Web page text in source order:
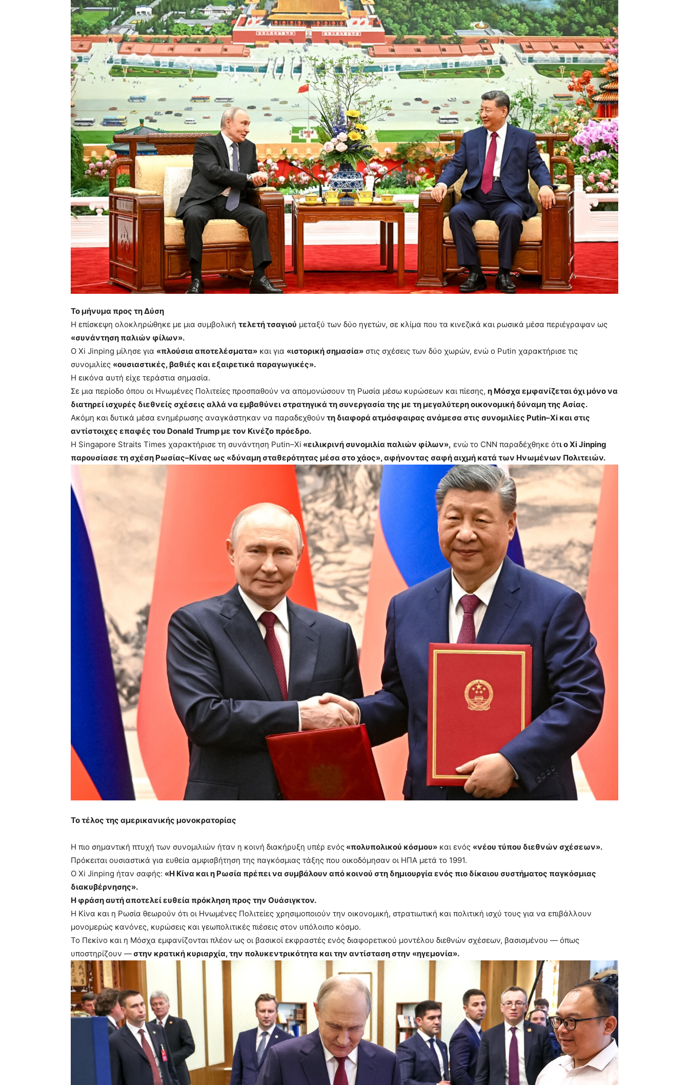
Το μήνυμα προς τη Δύση
Η επίσκεψη ολοκληρώθηκε με μια συμβολική τελετή τσαγιού μεταξύ των δύο ηγετών, σε κλίμα που τα κινεζικά και ρωσικά μέσα περιέγραψαν ως
«συνάντηση παλιών φίλων».
Ο Xi Jinping μίλησε για «πλούσια αποτελέσματα» και για «ιστορική σημασία» στις σχέσεις των δύο χωρών, ενώ ο Putin χαρακτήρισε τις
συνομιλίες «ουσιαστικές, βαθιές και εξαιρετικά παραγωγικές».
Η εικόνα αυτή είχε τεράστια σημασία.
Σε μια περίοδο όπου οι Ηνωμένες Πολιτείες προσπαθούν να απομονώσουν τη Ρωσία μέσω κυρώσεων και πίεσης, η Μόσχα εμφανίζεται όχι μόνο να
διατηρεί ισχυρές διεθνείς σχέσεις αλλά να εμβαθύνει στρατηγικά τη συνεργασία της με τη μεγαλύτερη οικονομική δύναμη της Ασίας.
Ακόμη και δυτικά μέσα ενημέρωσης αναγκάστηκαν να παραδεχθούν τη διαφορά ατμόσφαιρας ανάμεσα στις συνομιλίες Putin–Xi και στις
αντίστοιχες επαφές του Donald Trump με τον Κινέζο πρόεδρο.
Η Singapore Straits Times χαρακτήρισε τη συνάντηση Putin–Xi «ειλικρινή συνομιλία παλιών φίλων», ενώ το CNN παραδέχθηκε ότι ο Xi Jinping
παρουσίασε τη σχέση Ρωσίας–Κίνας ως «δύναμη σταθερότητας μέσα στο χάος», αφήνοντας σαφή αιχμή κατά των Ηνωμένων Πολιτειών.
Το τέλος της αμερικανικής μονοκρατορίας
Η πιο σημαντική πτυχή των συνομιλιών ήταν η κοινή διακήρυξη υπέρ ενός «πολυπολικού κόσμου» και ενός «νέου τύπου διεθνών σχέσεων».
Πρόκειται ουσιαστικά για ευθεία αμφισβήτηση της παγκόσμιας τάξης που οικοδόμησαν οι ΗΠΑ μετά το 1991.
Ο Xi Jinping ήταν σαφής: «Η Κίνα και η Ρωσία πρέπει να συμβάλουν από κοινού στη δημιουργία ενός πιο δίκαιου συστήματος παγκόσμιας
διακυβέρνησης».
Η φράση αυτή αποτελεί ευθεία πρόκληση προς την Ουάσιγκτον.
Η Κίνα και η Ρωσία θεωρούν ότι οι Ηνωμένες Πολιτείες χρησιμοποιούν την οικονομική, στρατιωτική και πολιτική ισχύ τους για να επιβάλλουν
μονομερώς κανόνες, κυρώσεις και γεωπολιτικές πιέσεις στον υπόλοιπο κόσμο.
Το Πεκίνο και η Μόσχα εμφανίζονται πλέον ως οι βασικοί εκφραστές ενός διαφορετικού μοντέλου διεθνών σχέσεων, βασισμένου — όπως
υποστηρίζουν — στην κρατική κυριαρχία, την πολυκεντρικότητα και την αντίσταση στην «ηγεμονία».